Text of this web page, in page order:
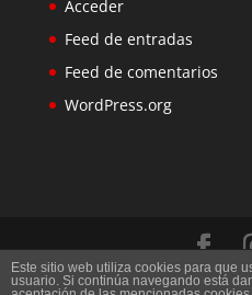
Acceder
Feed de entradas
Feed de comentarios
WordPress.org
Diseñado porElegant
Este sitio web utiliza cookies para que
usuario. Si continúa navegando está